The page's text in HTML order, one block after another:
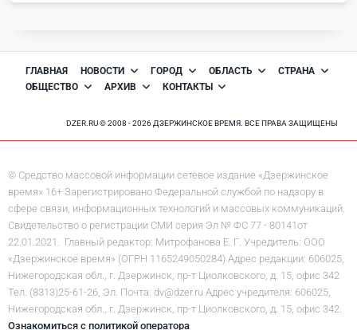
ГЛАВНАЯ НОВОСТИ ГОРОД ОБЛАСТЬ
СТРАНА
ОБЩЕСТВО
АРХИВ КОНТАКТЫ
DZER.RU © 2008 - 2026 ДЗЕРЖИНСКОЕ ВРЕМЯ. ВСЕ ПРАВА ЗАЩИЩЕНЫ
© Средство массовой информации сетевое издание «Дзержинское
время» 16+ Зарегистрировано Федеральной службой по надзору в
сфере связи, информационных технологий и массовых коммуникаций.
Свидетельство о регистрации СМИ серия Эл № ФС 77 - 80141от
22.01.2021. Главный редактор: Митрофанова Е. Г. Учредитель: ООО
«Дзержинское время» (ОГРН 1165249050284) Адрес редакции: 606025,
Нижегородская обл., г. Дзержинск, пр-т Циолковского, д. 15, офис 342
Тел. (8313)25-61-26, Эл. Почта: dv@dzer.ru Адрес учредителя: 606025,
Нижегородская обл., г. Дзержинск, пр-т Циолковского, д. 15, офис 342.
Ознакомиться с политикой оператора